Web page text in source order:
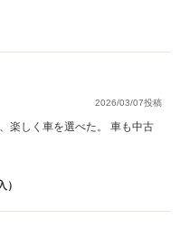
2026/03/07投稿
楽しく車を選べた。 車も中古